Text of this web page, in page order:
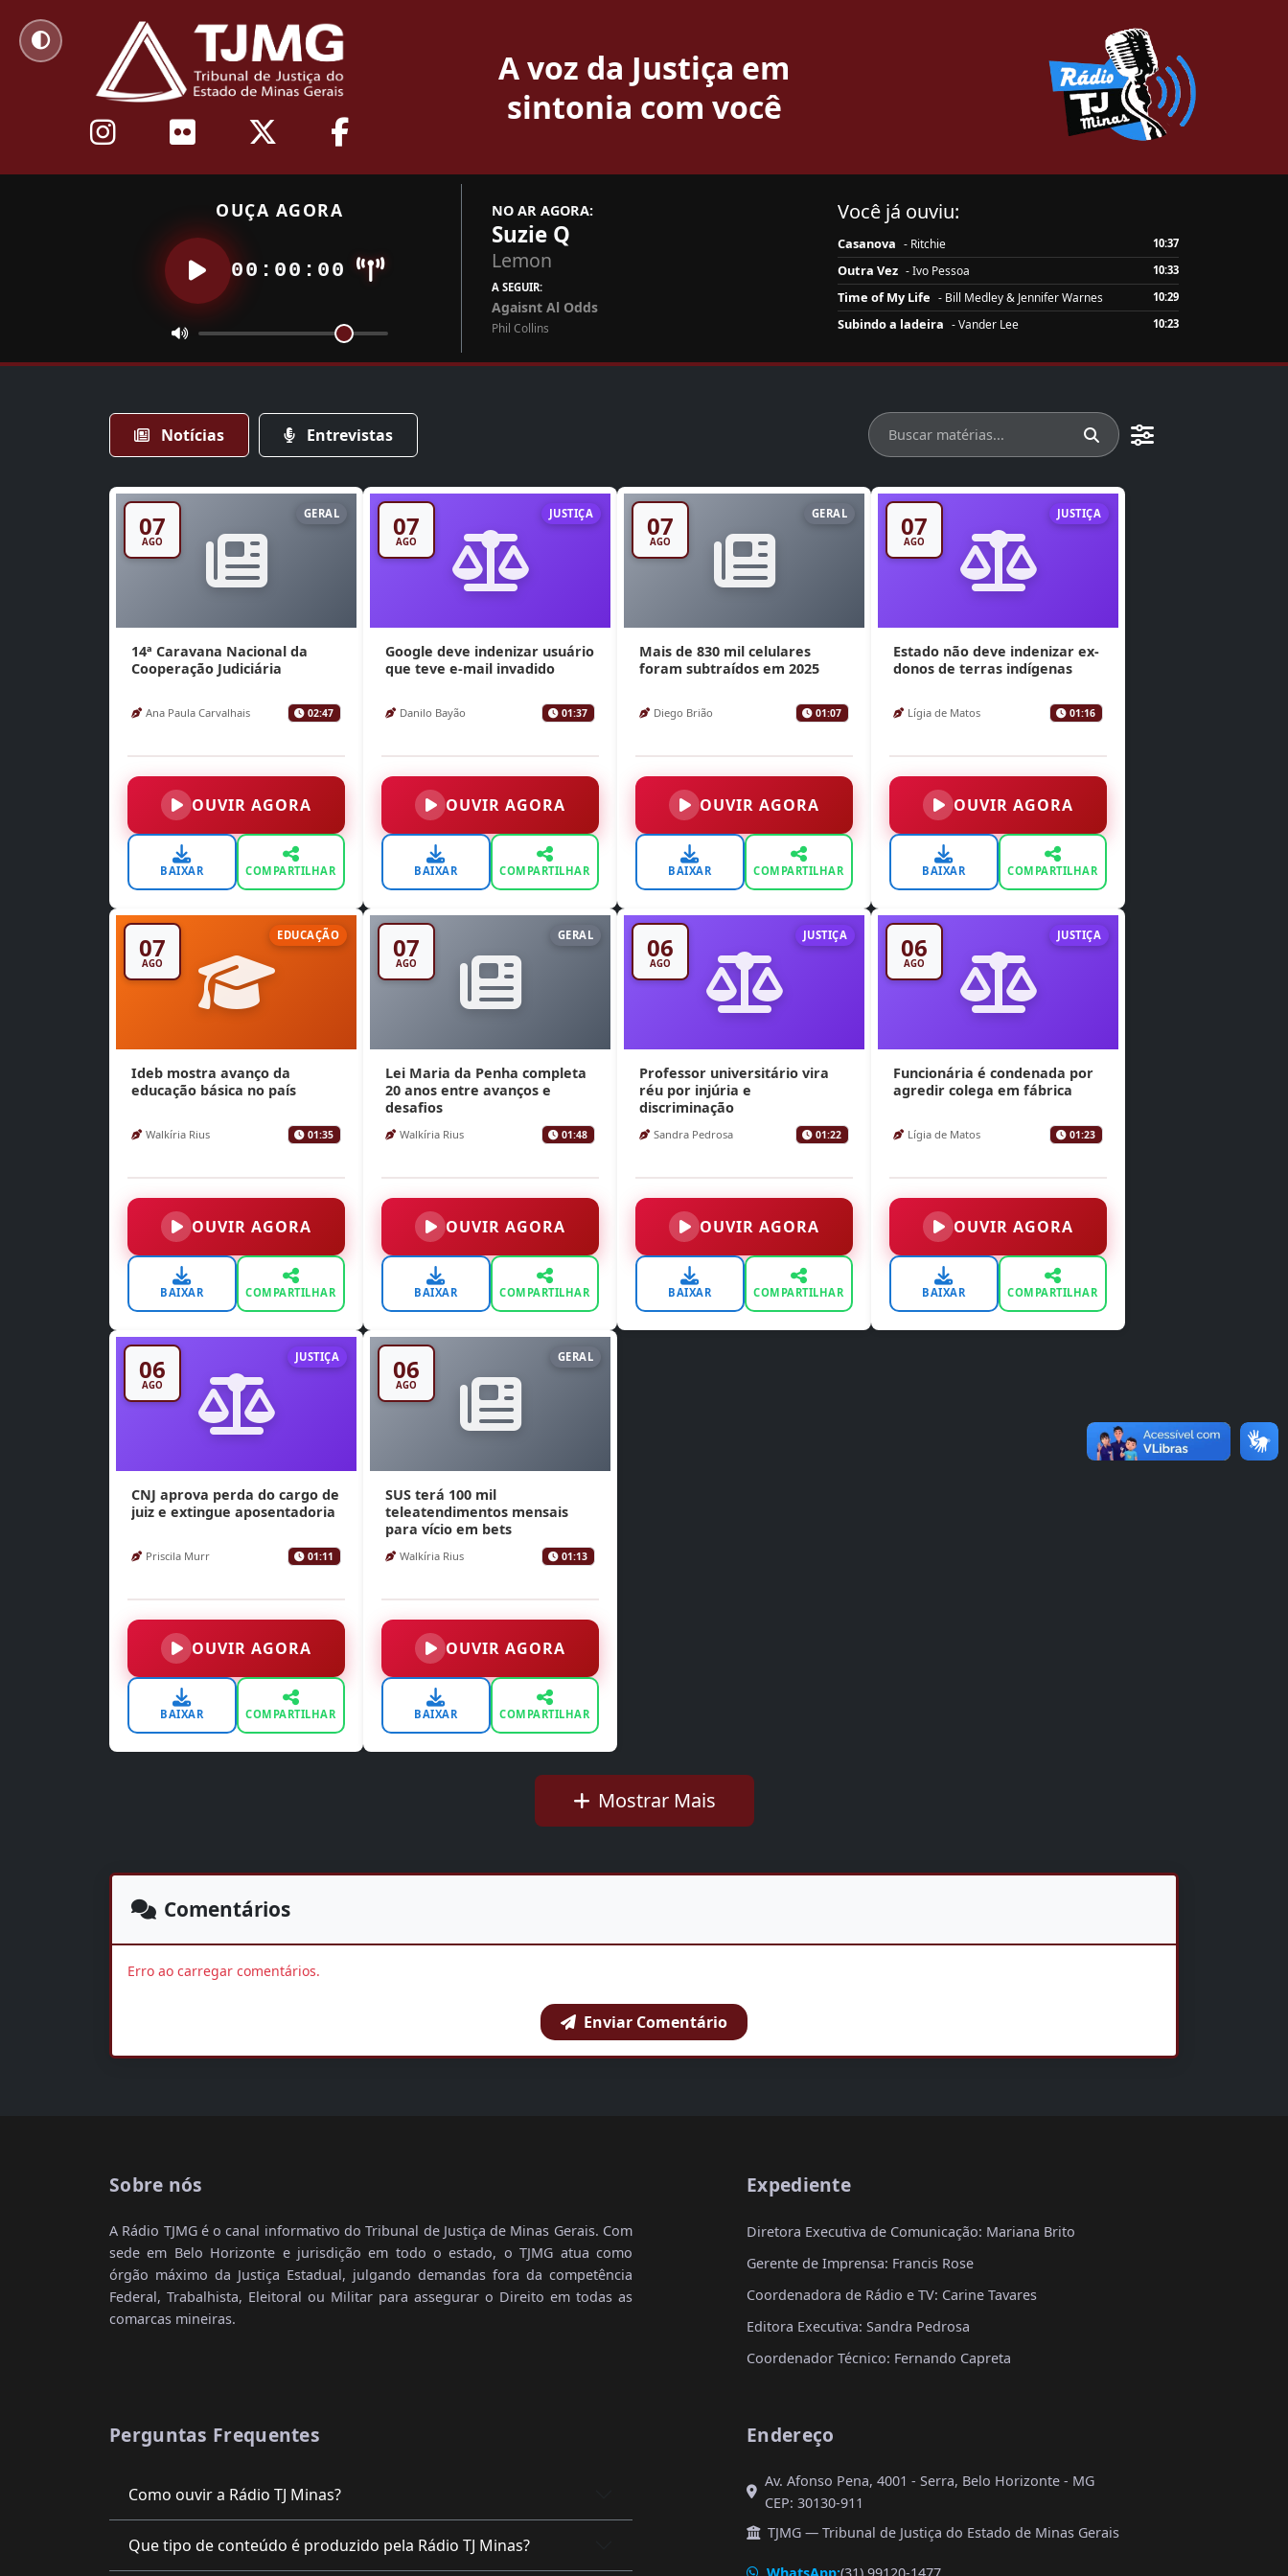
A voz da Justiça em
sintonia com você
OUÇA AGORA
00:00:00
NO AR AGORA:
Suzie Q
Lemon
A SEGUIR:
Agaisnt Al Odds
Phil Collins
Você já ouviu:
Casanova - Ritchie 10:37
Outra Vez - Ivo Pessoa 10:33
Time of My Life - Bill Medley & Jennifer Warnes 10:29
Subindo a ladeira - Vander Lee 10:23
Notícias Entrevistas
07
AGO
GERAL
14ª Caravana Nacional da
Cooperação Judiciária
Ana Paula Carvalhais 02:47
OUVIR AGORA
BAIXAR COMPARTILHAR
07
AGO
JUSTIÇA
Google deve indenizar usuário
que teve e-mail invadido
Danilo Bayão 01:37
OUVIR AGORA
BAIXAR COMPARTILHAR
07
AGO
GERAL
Mais de 830 mil celulares
foram subtraídos em 2025
Diego Brião 01:07
OUVIR AGORA
BAIXAR COMPARTILHAR
07
AGO
JUSTIÇA
Estado não deve indenizar ex-
donos de terras indígenas
Lígia de Matos 01:16
OUVIR AGORA
BAIXAR COMPARTILHAR
07
AGO
EDUCAÇÃO
Ideb mostra avanço da
educação básica no país
Walkíria Rius 01:35
OUVIR AGORA
BAIXAR COMPARTILHAR
07
AGO
GERAL
Lei Maria da Penha completa
20 anos entre avanços e
desafios
Walkíria Rius 01:48
OUVIR AGORA
BAIXAR COMPARTILHAR
06
AGO
JUSTIÇA
Professor universitário vira
réu por injúria e
discriminação
Sandra Pedrosa 01:22
OUVIR AGORA
BAIXAR COMPARTILHAR
06
AGO
JUSTIÇA
Funcionária é condenada por
agredir colega em fábrica
Lígia de Matos 01:23
OUVIR AGORA
BAIXAR COMPARTILHAR
06
AGO
JUSTIÇA
CNJ aprova perda do cargo de
juiz e extingue aposentadoria
Priscila Murr 01:11
OUVIR AGORA
BAIXAR COMPARTILHAR
06
AGO
GERAL
SUS terá 100 mil
teleatendimentos mensais
para vício em bets
Walkíria Rius 01:13
OUVIR AGORA
BAIXAR COMPARTILHAR
Mostrar Mais
Comentários
Erro ao carregar comentários.
Enviar Comentário
Sobre nós
A Rádio TJMG é o canal informativo do Tribunal de Justiça de Minas Gerais. Com
sede em Belo Horizonte e jurisdição em todo o estado, o TJMG atua como
órgão máximo da Justiça Estadual, julgando demandas fora da competência
Federal, Trabalhista, Eleitoral ou Militar para assegurar o Direito em todas as
comarcas mineiras.
Expediente
Diretora Executiva de Comunicação: Mariana Brito
Gerente de Imprensa: Francis Rose
Coordenadora de Rádio e TV: Carine Tavares
Editora Executiva: Sandra Pedrosa
Coordenador Técnico: Fernando Capreta
Perguntas Frequentes
Como ouvir a Rádio TJ Minas?
Que tipo de conteúdo é produzido pela Rádio TJ Minas?
Endereço
Av. Afonso Pena, 4001 - Serra, Belo Horizonte - MG
CEP: 30130-911
TJMG — Tribunal de Justiça do Estado de Minas Gerais